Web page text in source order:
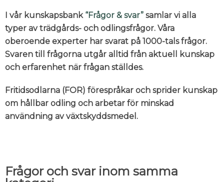
I vår kunskapsbank “Frågor & svar” samlar vi alla
typer av trädgårds- och odlingsfrågor. Våra
oberoende experter har svarat på 1000-tals frågor.
Svaren till frågorna utgår alltid från aktuell kunskap
och erfarenhet när frågan ställdes.
Fritidsodlarna (FOR) förespråkar och sprider kunskap
om hållbar odling och arbetar för minskad
användning av växtskyddsmedel.
Frågor och svar inom samma